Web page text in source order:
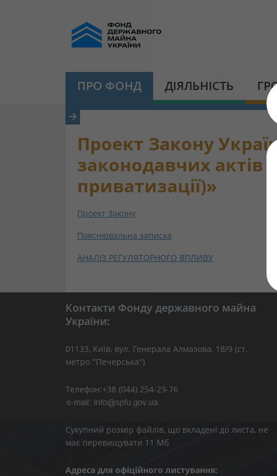
ПРО ФОНД ДІЯЛЬНІСТЬ
Проект Закону
законодавчих актів
приватизації)»
Проект Закону
Пояснювальна записка
АНАЛІЗ РЕГУЛЯТОРНОГО ВПЛИВУ
Контакти Фонду державного майна
України:
01133, Kиїв, вул. Генерала Алмазова, 18/9 (ст.
метро "Печерська")
Телефон:+38 (044) 254-29-76
Сукупний розмір файлів, що вкладені до листа, не
має перевищувати 11 Мб
Адреса для офіційного листування: